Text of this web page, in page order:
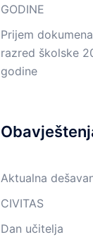
GODINE
Prijem
razred školske
godine
Aktualna
CIVITAS
Dan učitelja